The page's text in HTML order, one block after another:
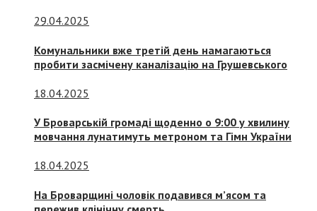
29.04.2025
Комунальники вже третій день намагаються
пробити засмічену каналізацію на Грушевського
18.04.2025
У Броварській громаді щоденно о 9:00 у хвилину
мовчання лунатимуть метроном та Гімн України
18.04.2025
На Броварщині чоловік подавився м’ясом та